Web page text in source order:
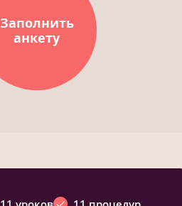
Заполнить
анкету